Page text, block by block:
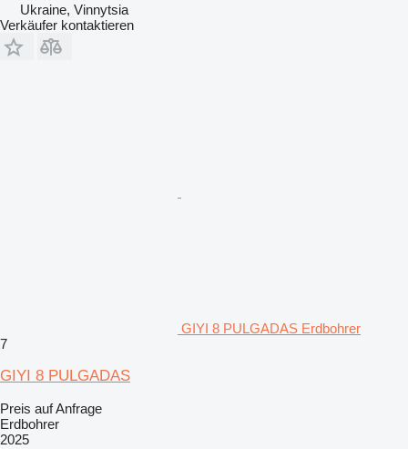
Ukraine, Vinnytsia
Verkäufer kontaktieren
GIYI 8 PULGADAS Erdbohrer
7
GIYI 8 PULGADAS
Preis auf Anfrage
Erdbohrer
2025